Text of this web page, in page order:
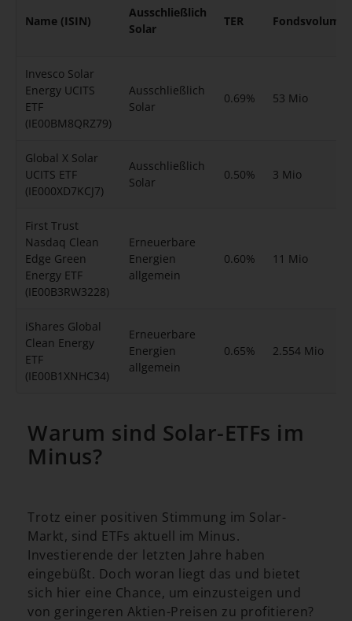
Name (ISIN)
Ausschließlich
Solar
TER
Invesco Solar
Energy UCITS
ETF
(IE00BM8QRZ79)
Ausschließlich
Solar
0.69% 53 Mio
Global X Solar
UCITS ETF
(IE000XD7KCJ7)
Ausschließlich
Solar
0.50% 3 Mio
First Trust
Nasdaq Clean
Edge Green
Energy ETF
(IE00B3RW3228)
Erneuerbare
Energien
allgemein
0.60% 11 Mio
iShares Global
Clean Energy
ETF
(IE00B1XNHC34)
Erneuerbare
Energien
allgemein
0.65% 2.554 Mio
Warum sind Solar-ETFs im
Minus?
Trotz einer positiven Stimmung im Solar-
Markt, sind ETFs aktuell im Minus.
Investierende der letzten Jahre haben
eingebüßt. Doch woran liegt das und bietet
sich hier eine Chance, um einzusteigen und
von geringeren Aktien-Preisen zu profitieren?